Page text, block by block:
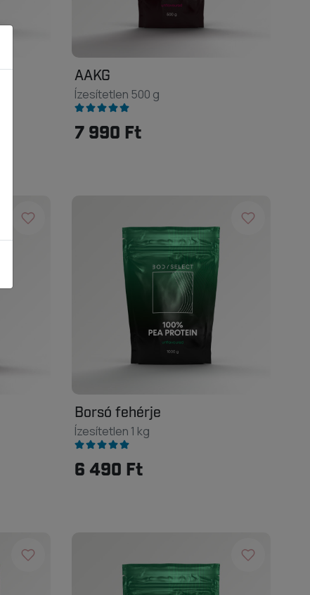
AAKG
Ízesítetlen 500 g
7 990 Ft
Borsó fehérje
Ízesítetlen 1 kg
6 490 Ft